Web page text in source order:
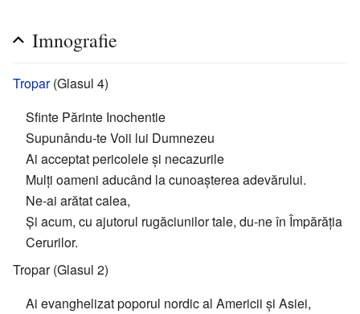
Imnografie
Tropar(Glasul 4)
Sfinte Părinte Inochentie
Supunându-te Voii lui Dumnezeu
Ai acceptat pericolele și necazurile
Mulți oameni aducând la cunoașterea adevărului.
Ne-ai arătat calea,
Şi acum, cu ajutorul rugăciunilor tale, du-ne în Împărăția
Cerurilor.
Tropar (Glasul 2)
Ai evanghelizat poporul nordic al Americii și Asiei,